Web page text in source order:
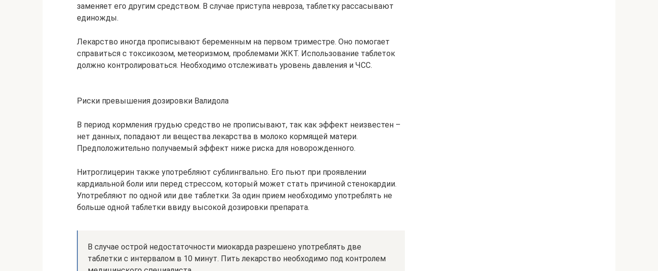
заменяет его другим средством. В случае приступа невроза, таблетку рассасывают
единожды.
Лекарство иногда прописывают беременным на первом триместре. Оно помогает
справиться с токсикозом, метеоризмом, проблемами ЖКТ. Использование таблеток
должно контролироваться. Необходимо отслеживать уровень давления и ЧСС.
Риски превышения дозировки Валидола
В период кормления грудью средство не прописывают, так как эффект неизвестен –
нет данных, попадают ли вещества лекарства в молоко кормящей матери.
Предположительно получаемый эффект ниже риска для новорожденного.
Нитроглицерин также употребляют сублингвально. Его пьют при проявлении
кардиальной боли или перед стрессом, который может стать причиной стенокардии.
Употребляют по одной или две таблетки. За один прием необходимо употреблять не
больше одной таблетки ввиду высокой дозировки препарата.
В случае острой недостаточности миокарда разрешено употреблять две
таблетки с интервалом в 10 минут. Пить лекарство необходимо под контролем